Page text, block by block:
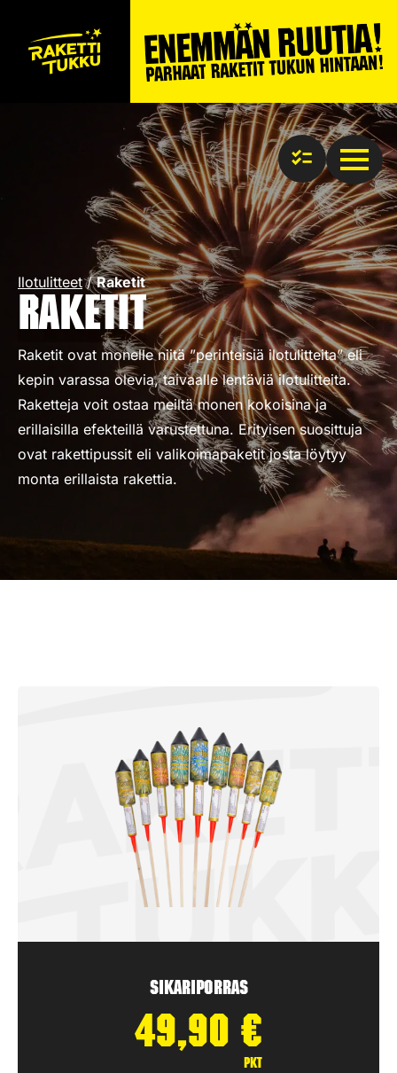
Ilotulitteet / Raketit
Raketit
Raketit ovat monelle niitä ”perinteisiä ilotulitteita” eli
kepin varassa olevia, taivaalle lentäviä ilotulitteita.
Raketteja voit ostaa meiltä monen kokoisina ja
erillaisilla efekteillä varustettuna. Erityisen suosittuja
ovat rakettipussit eli valikoimapaketit josta löytyy
monta erillaista rakettia.
Sikariporras
49,90 €
pkt